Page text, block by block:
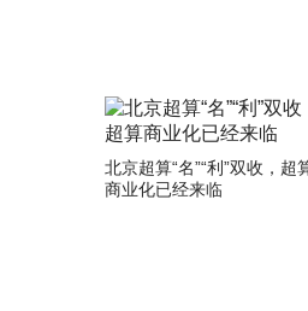
北京超算“名”“利”双收，超
商业化已经来临